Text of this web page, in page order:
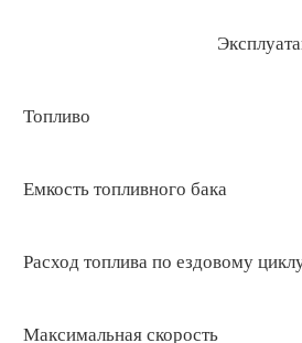
Топливо
Емкость топливного бака
Расход топлива по ездовому
Максимальная скорость